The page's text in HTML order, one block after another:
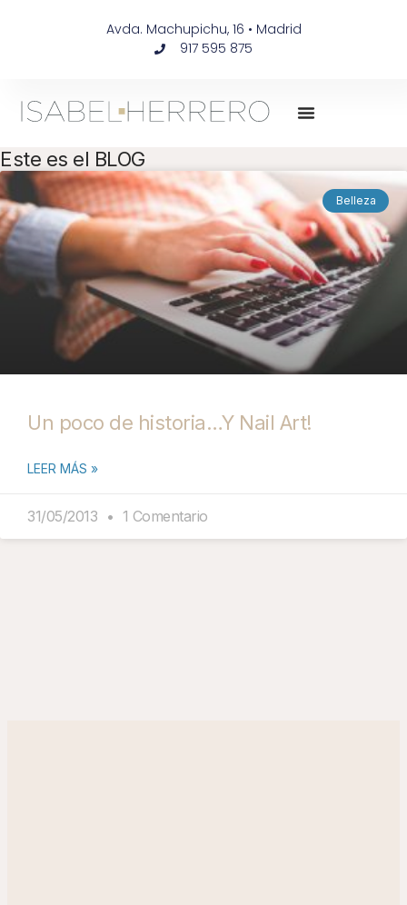
Avda. Machupichu, 16 • Madrid
917 595 875
Este es el BLOG
Belleza
Un poco de historia…Y Nail Art!
LEER MÁS »
31/05/2013 1 Comentario